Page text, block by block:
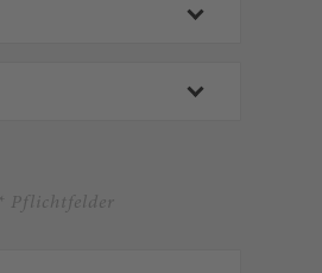
* Pflichtfelder